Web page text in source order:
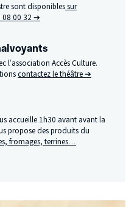
sont disponiblessur
08 00 32 ➔
l’association Accès Culture.
contactez le théâtre ➔
accueille 1h30 avant avant la
propose des produits du
fromages, terrines…